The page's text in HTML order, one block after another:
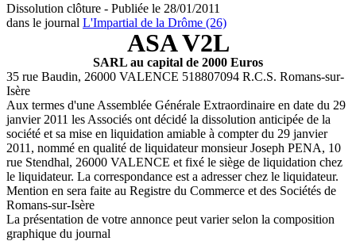
Dissolution clôture - Publiée le 28/01/2011
dans le journal L'Impartial de la Drôme (26)
ASA V2L
SARL au capital de 2000 Euros
35 rue Baudin, 26000 VALENCE 518807094 R.C.S. Romans-sur-
Isère
Aux termes d'une Assemblée Générale Extraordinaire en date du 29
janvier 2011 les Associés ont décidé la dissolution anticipée de la
société et sa mise en liquidation amiable à compter du 29 janvier
2011, nommé en qualité de liquidateur monsieur Joseph PENA, 10
rue Stendhal, 26000 VALENCE et fixé le siège de liquidation chez
le liquidateur. La correspondance est a adresser chez le liquidateur.
Mention en sera faite au Registre du Commerce et des Sociétés de
Romans-sur-Isère
La présentation de votre annonce peut varier selon la composition
graphique du journal